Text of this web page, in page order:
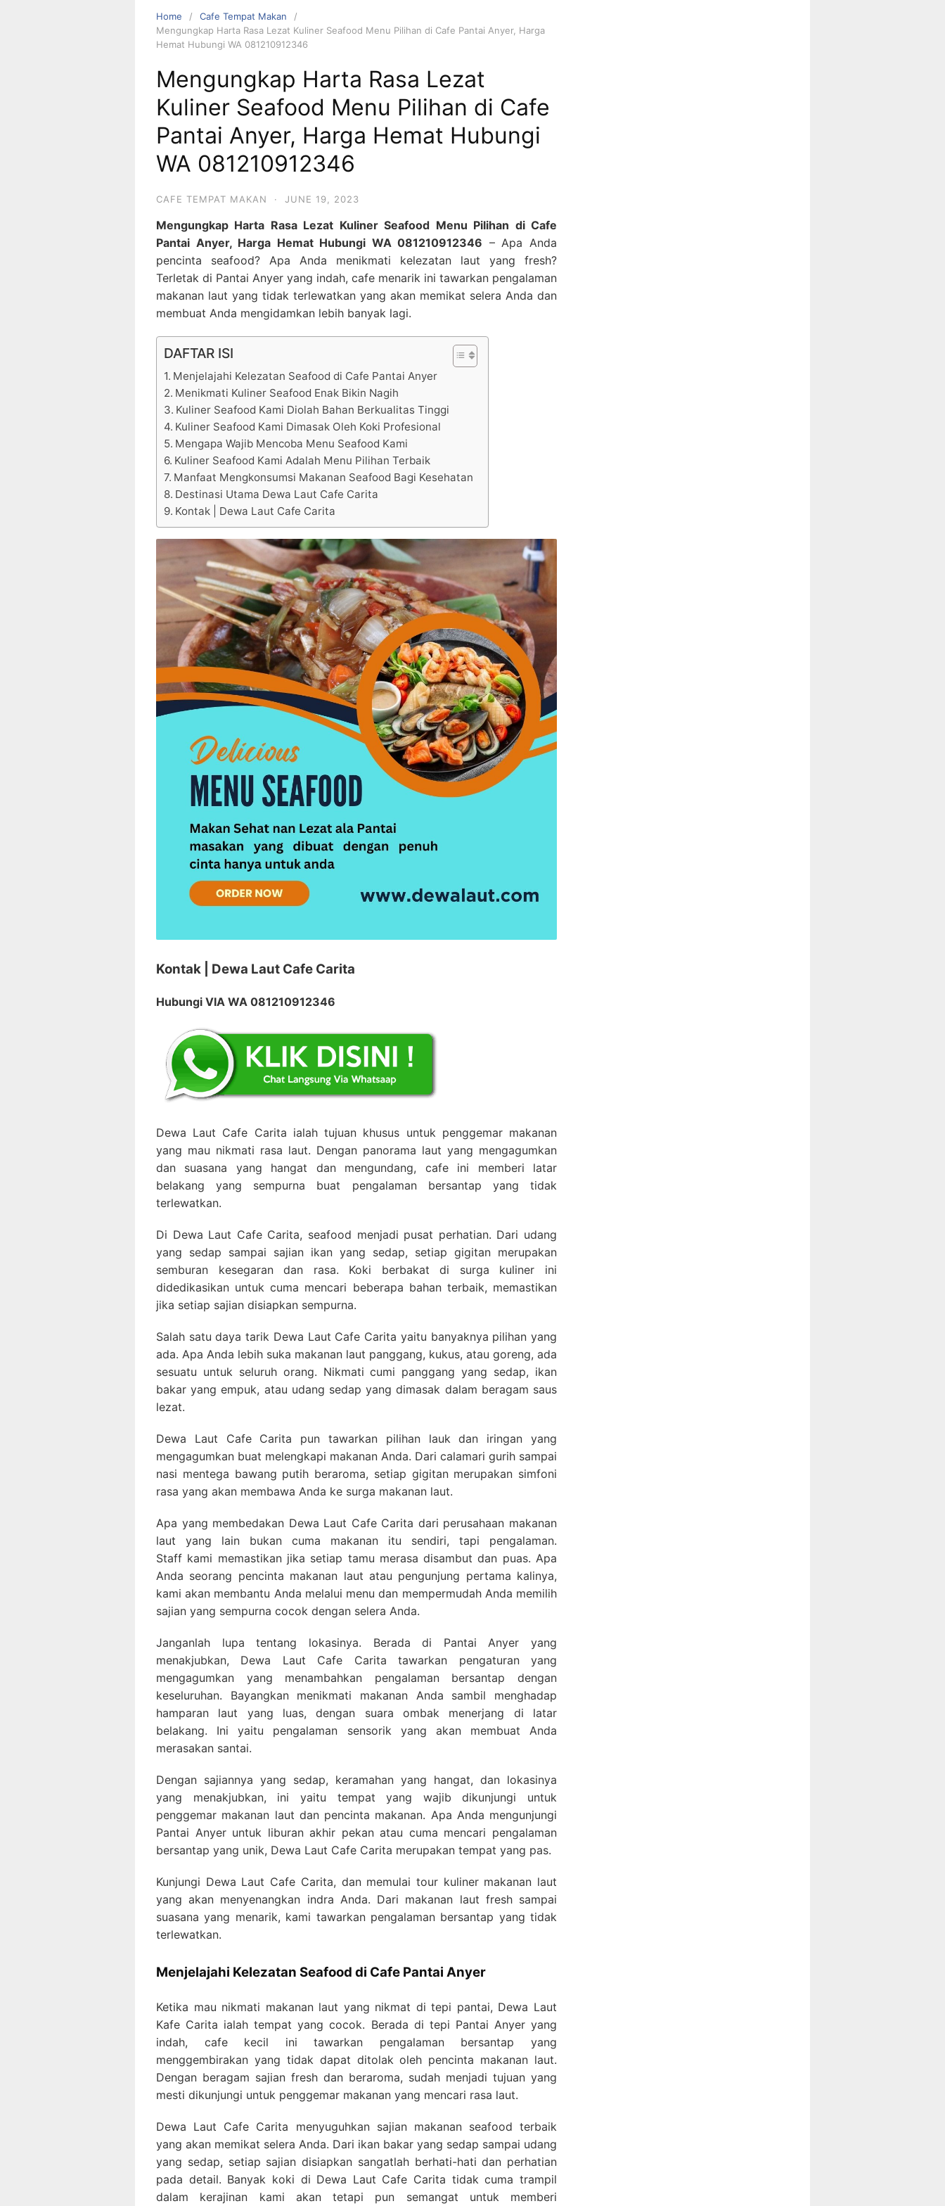
Home
Cafe Tempat Makan
Mengungkap Harta Rasa Lezat Kuliner Seafood Menu Pilihan di Cafe Pantai Anyer, Harga
Hemat Hubungi WA 081210912346
Mengungkap Harta Rasa Lezat
Kuliner Seafood Menu Pilihan di Cafe
Pantai Anyer, Harga Hemat Hubungi
WA 081210912346
CAFE TEMPAT MAKAN · JUNE 19, 2023
Mengungkap Harta Rasa Lezat Kuliner Seafood Menu Pilihan di Cafe
Pantai Anyer, Harga Hemat Hubungi WA 081210912346 – Apa Anda
pencinta seafood? Apa Anda menikmati kelezatan laut yang fresh?
Terletak di Pantai Anyer yang indah, cafe menarik ini tawarkan pengalaman
makanan laut yang tidak terlewatkan yang akan memikat selera Anda dan
membuat Anda mengidamkan lebih banyak lagi.
DAFTAR ISI
Menjelajahi Kelezatan Seafood di Cafe Pantai Anyer
Menikmati Kuliner Seafood Enak Bikin Nagih
Kuliner Seafood Kami Diolah Bahan Berkualitas Tinggi
Kuliner Seafood Kami Dimasak Oleh Koki Profesional
Mengapa Wajib Mencoba Menu Seafood Kami
Kuliner Seafood Kami Adalah Menu Pilihan Terbaik
Manfaat Mengkonsumsi Makanan Seafood Bagi Kesehatan
Destinasi Utama Dewa Laut Cafe Carita
Kontak | Dewa Laut Cafe Carita
Kontak | Dewa Laut Cafe Carita
Hubungi VIA WA 081210912346
Dewa Laut Cafe Carita ialah tujuan khusus untuk penggemar makanan
yang mau nikmati rasa laut. Dengan panorama laut yang mengagumkan
dan suasana yang hangat dan mengundang, cafe ini memberi latar
belakang yang sempurna buat pengalaman bersantap yang tidak
terlewatkan.
Di Dewa Laut Cafe Carita, seafood menjadi pusat perhatian. Dari udang
yang sedap sampai sajian ikan yang sedap, setiap gigitan merupakan
semburan kesegaran dan rasa. Koki berbakat di surga kuliner ini
didedikasikan untuk cuma mencari beberapa bahan terbaik, memastikan
jika setiap sajian disiapkan sempurna.
Salah satu daya tarik Dewa Laut Cafe Carita yaitu banyaknya pilihan yang
ada. Apa Anda lebih suka makanan laut panggang, kukus, atau goreng, ada
sesuatu untuk seluruh orang. Nikmati cumi panggang yang sedap, ikan
bakar yang empuk, atau udang sedap yang dimasak dalam beragam saus
lezat.
Dewa Laut Cafe Carita pun tawarkan pilihan lauk dan iringan yang
mengagumkan buat melengkapi makanan Anda. Dari calamari gurih sampai
nasi mentega bawang putih beraroma, setiap gigitan merupakan simfoni
rasa yang akan membawa Anda ke surga makanan laut.
Apa yang membedakan Dewa Laut Cafe Carita dari perusahaan makanan
laut yang lain bukan cuma makanan itu sendiri, tapi pengalaman.
Staff kami memastikan jika setiap tamu merasa disambut dan puas. Apa
Anda seorang pencinta makanan laut atau pengunjung pertama kalinya,
kami akan membantu Anda melalui menu dan mempermudah Anda memilih
sajian yang sempurna cocok dengan selera Anda.
Janganlah lupa tentang lokasinya. Berada di Pantai Anyer yang
menakjubkan, Dewa Laut Cafe Carita tawarkan pengaturan yang
mengagumkan yang menambahkan pengalaman bersantap dengan
keseluruhan. Bayangkan menikmati makanan Anda sambil menghadap
hamparan laut yang luas, dengan suara ombak menerjang di latar
belakang. Ini yaitu pengalaman sensorik yang akan membuat Anda
merasakan santai.
Dengan sajiannya yang sedap, keramahan yang hangat, dan lokasinya
yang menakjubkan, ini yaitu tempat yang wajib dikunjungi untuk
penggemar makanan laut dan pencinta makanan. Apa Anda mengunjungi
Pantai Anyer untuk liburan akhir pekan atau cuma mencari pengalaman
bersantap yang unik, Dewa Laut Cafe Carita merupakan tempat yang pas.
Kunjungi Dewa Laut Cafe Carita, dan memulai tour kuliner makanan laut
yang akan menyenangkan indra Anda. Dari makanan laut fresh sampai
suasana yang menarik, kami tawarkan pengalaman bersantap yang tidak
terlewatkan.
Menjelajahi Kelezatan Seafood di Cafe Pantai Anyer
Ketika mau nikmati makanan laut yang nikmat di tepi pantai, Dewa Laut
Kafe Carita ialah tempat yang cocok. Berada di tepi Pantai Anyer yang
indah, cafe kecil ini tawarkan pengalaman bersantap yang
menggembirakan yang tidak dapat ditolak oleh pencinta makanan laut.
Dengan beragam sajian fresh dan beraroma, sudah menjadi tujuan yang
mesti dikunjungi untuk penggemar makanan yang mencari rasa laut.
Dewa Laut Cafe Carita menyuguhkan sajian makanan seafood terbaik
yang akan memikat selera Anda. Dari ikan bakar yang sedap sampai udang
yang sedap, setiap sajian disiapkan sangatlah berhati-hati dan perhatian
pada detail. Banyak koki di Dewa Laut Cafe Carita tidak cuma trampil
dalam kerajinan kami akan tetapi pun semangat untuk memberi